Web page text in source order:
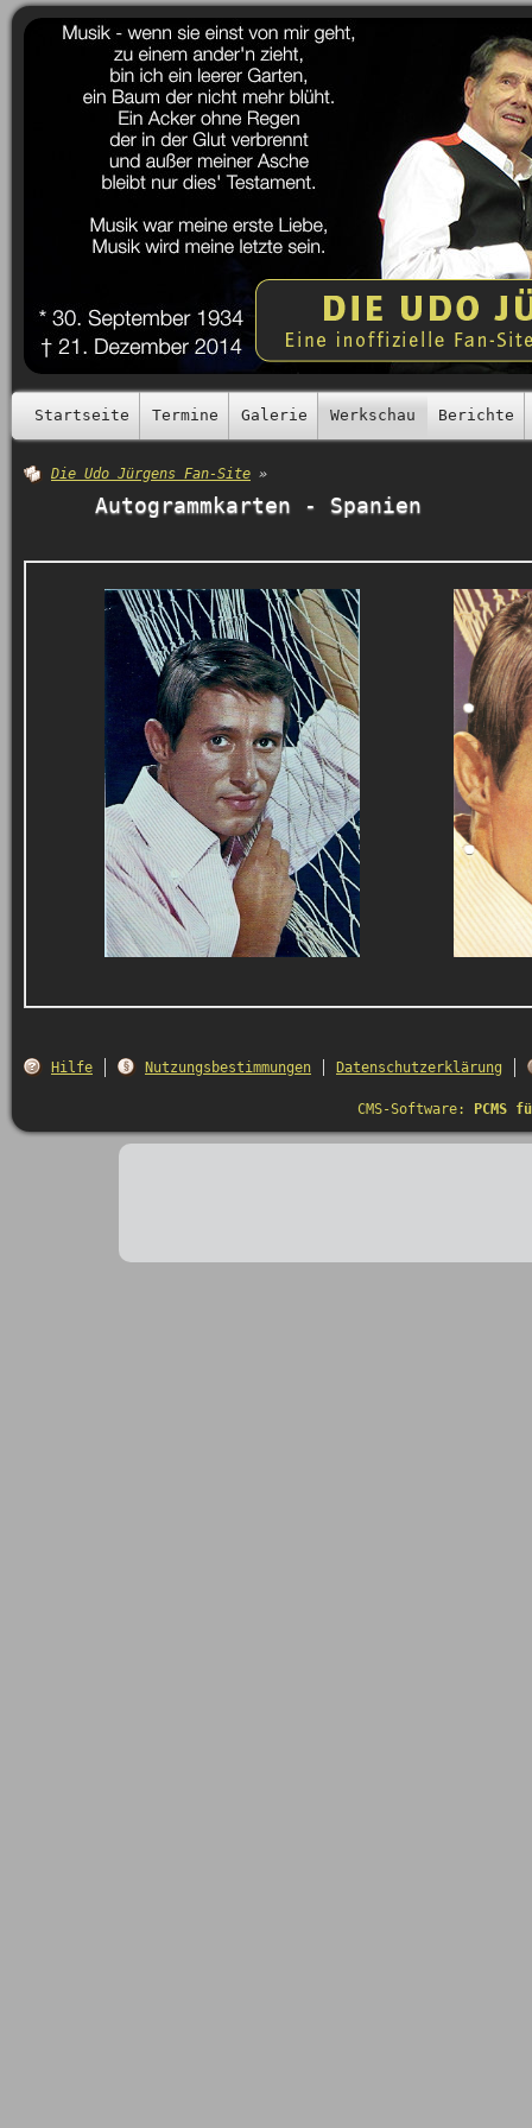
Startseite Termine Galerie Werkschau Berichte
Die Udo Jürgens Fan-Site »
Autogrammkarten - Spanien
Hilfe Nutzungsbestimmungen Datenschutzerklärung
CMS-Software: PCMS